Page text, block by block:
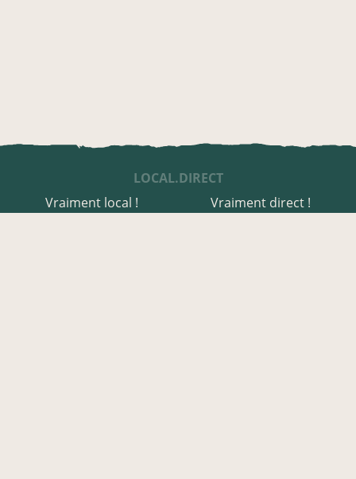
LOCAL.DIRECT
Vraiment local !
Vraiment direct !